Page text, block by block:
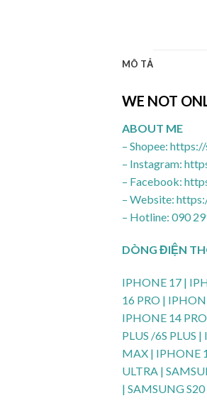
MÔ TẢ
WE NOT
ABOUT ME
– Shopee:
– Instagram:
– Facebook:
– Website:
– Hotline: 090
DÒNG ĐIỆN
IPHONE 17 |
16 PRO |
IPHONE 14
PLUS /6S PLUS
MAX | IPHONE
ULTRA |
| SAMSUNG